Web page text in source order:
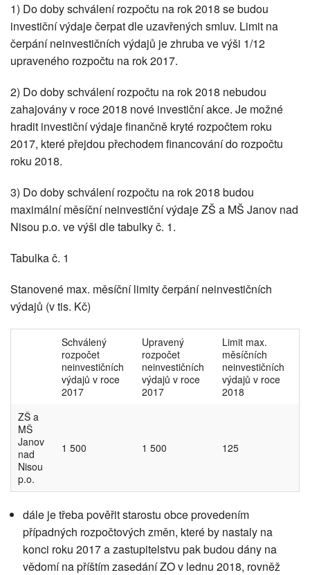
1) Do doby schválení rozpočtu na rok 2018 se budou
investiční výdaje čerpat dle uzavřených smluv. Limit na
čerpání neinvestičních výdajů je zhruba ve výši 1/12
upraveného rozpočtu na rok 2017.
2) Do doby schválení rozpočtu na rok 2018 nebudou
zahajovány v roce 2018 nové investiční akce. Je možné
hradit investiční výdaje finančně kryté rozpočtem roku
2017, které přejdou přechodem financování do rozpočtu
roku 2018.
3) Do doby schválení rozpočtu na rok 2018 budou
maximální měsíční neinvestiční výdaje ZŠ a MŠ Janov nad
Nisou p.o. ve výši dle tabulky č. 1.
Tabulka č. 1
Stanovené max. měsíční limity čerpání neinvestičních
výdajů (v tis. Kč)
Schválený
rozpočet
neinvestičních
výdajů v roce
2017
Upravený
rozpočet
neinvestičních
výdajů v roce
2017
Limit max.
měsíčních
neinvestičních
výdajů v roce
2018
ZŠ a
MŠ
Janov
nad
Nisou
p.o.
1 500 1 500 125
dále je třeba pověřit starostu obce provedením
případných rozpočtových změn, které by nastaly na
konci roku 2017 a zastupitelstvu pak budou dány na
vědomí na příštím zasedání ZO v lednu 2018, rovněž